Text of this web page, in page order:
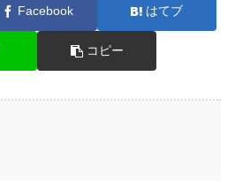
Facebook はてブ
コピー